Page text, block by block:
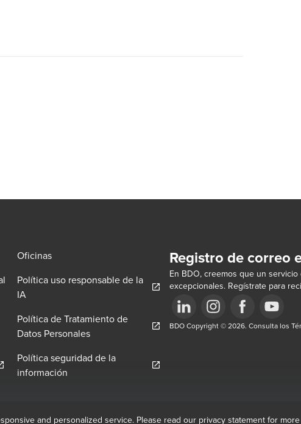
Oficinas
Política uso responsable de la
IA
window/tab
Política de Tratamiento de
Datos PersonalesOpens in a new window/tab
tab
Política seguridad de la
información Opens in a new window/tab
tab
Registro de correo
En BDO, creemos que un
excepcionales. Regístrate para
Opens in a new window/tab
Opens in a new window/
Opens in a new
Opens in a
BDO Copyright © 2026. Consulta los
and personalized service. Please read our privacy statement for